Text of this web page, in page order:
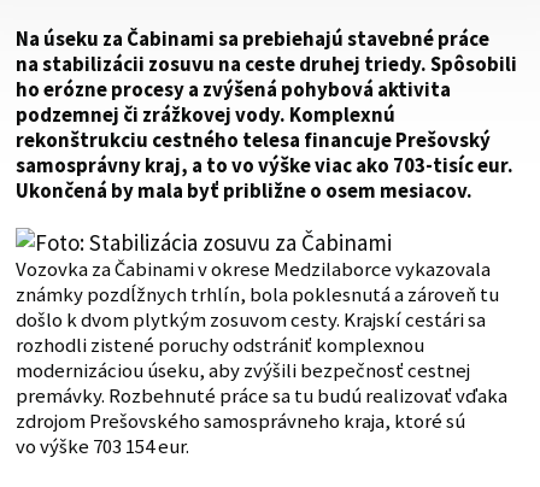
Na úseku za Čabinami sa prebiehajú stavebné práce
na stabilizácii zosuvu na ceste druhej triedy. Spôsobili
ho erózne procesy a zvýšená pohybová aktivita
podzemnej či zrážkovej vody. Komplexnú
rekonštrukciu cestného telesa financuje Prešovský
samosprávny kraj, a to vo výške viac ako 703-tisíc eur.
Ukončená by mala byť približne o osem mesiacov.
Vozovka za Čabinami v okrese Medzilaborce vykazovala
známky pozdĺžnych trhlín, bola poklesnutá a zároveň tu
došlo k dvom plytkým zosuvom cesty. Krajskí cestári sa
rozhodli zistené poruchy odstrániť komplexnou
modernizáciou úseku, aby zvýšili bezpečnosť cestnej
premávky. Rozbehnuté práce sa tu budú realizovať vďaka
zdrojom Prešovského samosprávneho kraja, ktoré sú
vo výške 703 154 eur.